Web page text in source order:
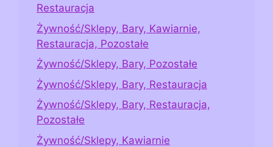
Restauracja
Żywność/Sklepy, Bary, Kawiarnie,
Restauracja, Pozostałe
Żywność/Sklepy, Bary, Pozostałe
Żywność/Sklepy, Bary, Restauracja
Żywność/Sklepy, Bary, Restauracja,
Pozostałe
Żywność/Sklepy, Kawiarnie